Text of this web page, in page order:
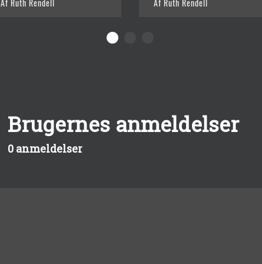
Af Ruth Rendell
Af Ruth Rendell
Brugernes anmeldelser
0 anmeldelser